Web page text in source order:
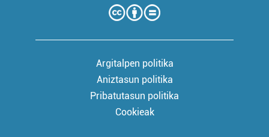
Argitalpen politika
Aniztasun politika
Pribatutasun politika
Cookieak